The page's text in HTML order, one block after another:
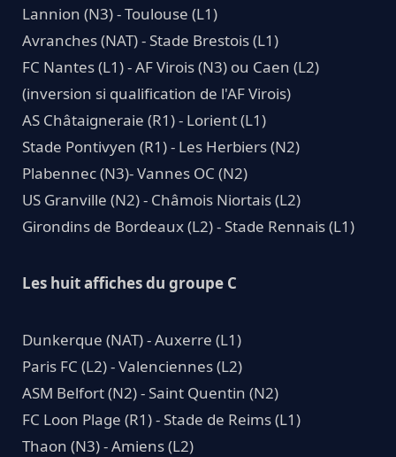
Lannion (N3) - Toulouse (L1)
Avranches (NAT) - Stade Brestois (L1)
FC Nantes (L1) - AF Virois (N3) ou Caen (L2)
(inversion si qualification de l'AF Virois)
AS Châtaigneraie (R1) - Lorient (L1)
Stade Pontivyen (R1) - Les Herbiers (N2)
Plabennec (N3)- Vannes OC (N2)
US Granville (N2) - Châmois Niortais (L2)
Girondins de Bordeaux (L2) - Stade Rennais (L1)
Les huit affiches du groupe C
Dunkerque (NAT) - Auxerre (L1)
Paris FC (L2) - Valenciennes (L2)
ASM Belfort (N2) - Saint Quentin (N2)
FC Loon Plage (R1) - Stade de Reims (L1)
Thaon (N3) - Amiens (L2)